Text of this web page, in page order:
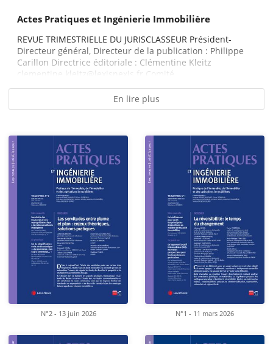
Actes Pratiques et Ingénierie Immobilière
REVUE TRIMESTRIELLE DU JURISCLASSEUR Président-
Directeur général, Directeur de la publication : Philippe
Carillon Directrice éditoriale : Clémentine Kleitz
clementine.kleitz@lexisnexis.fr Comité...
En lire plus
N°2 - 13 juin 2026 N°1 - 11 mars 2026